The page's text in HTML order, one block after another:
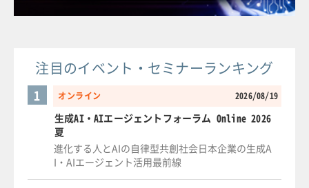
注目のイベント・セミナーランキング
オンライン 2026/08/19
1
生成AI・AIエージェントフォーラム Online 2026
夏
進化する人とAIの自律型共創社会日本企業の生成A
I・AIエージェント活用最前線